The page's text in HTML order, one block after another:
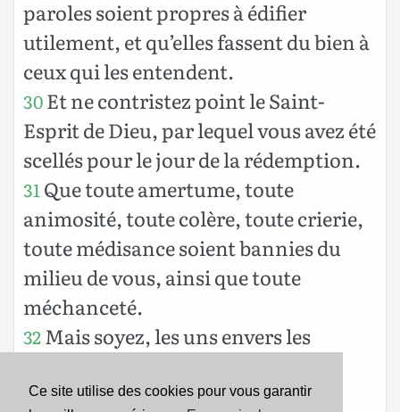
Ce site utilise des cookies pour vous garantir
paroles soient propres à édifier
utilement, et qu’elles fassent du bien à
ceux qui les entendent.
30Et ne contristez point le Saint-
Esprit de Dieu, par lequel vous avez été
scellés pour le jour de la rédemption.
31 Que toute amertume, toute
animosité, toute colère, toute crierie,
toute médisance soient bannies du
milieu de vous, ainsi que toute
méchanceté.
32Mais soyez, les uns envers les
pardonnant les uns aux autres,